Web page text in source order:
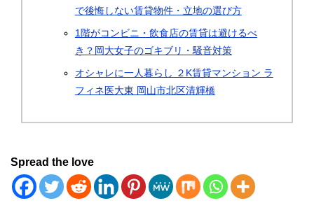
で後悔しない賃貸物件・立地の選び方
1階がコンビニ・飲食店の賃貸は避けるべ
き？岡大女子のゴキブリ・騒音対策
オシャレに一人暮らし ２K賃貸マンション ラ
フィネ医大東 岡山市北区清輝橋
Spread the love